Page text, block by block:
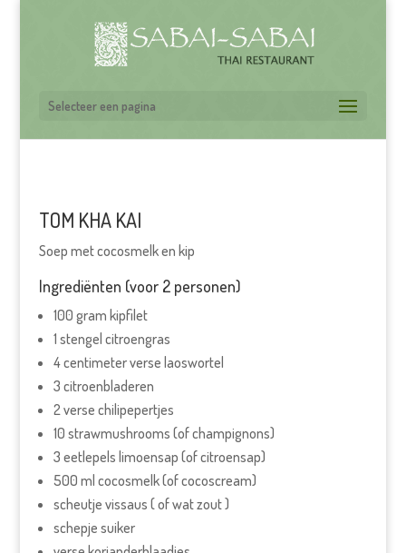
Selecteer een pagina
TOM KHA KAI
Soep met cocosmelk en kip
Ingrediënten (voor 2 personen)
100 gram kipfilet
1 stengel citroengras
4 centimeter verse laoswortel
3 citroenbladeren
2 verse chilipepertjes
10 strawmushrooms (of champignons)
3 eetlepels limoensap (of citroensap)
500 ml cocosmelk (of cocoscream)
scheutje vissaus ( of wat zout )
schepje suiker